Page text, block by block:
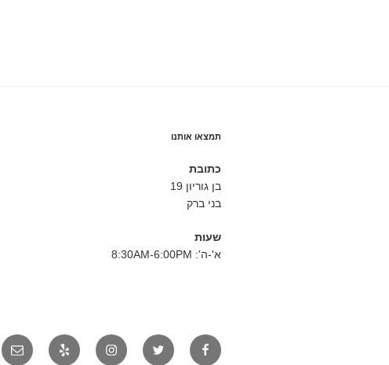
תמצאו אותנו
כתובת
בן גוריון 19
בני ברק
שעות
א'-ה': 8:30AM-6:00PM
פייסבוק טוויטר אינסטגרם יאלפ